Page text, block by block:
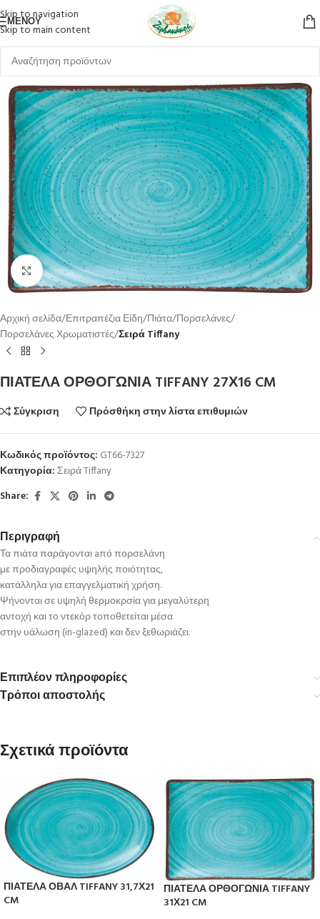
Skip to navigation
Skip to main content
ΜΕΝΟΎ
Κλικ για μεγέθυνση
Αρχική σελίδα Επιτραπέζια Είδη Πιάτα Πορσελάνες
Πορσελάνες Χρωματιστές Σειρά Tiffany
ΠΙΑΤΕΛΑ ΟΡΘΟΓΩΝΙΑ TIFFANY 27Χ16 CM
Σύγκριση Πρόσθήκη στην λίστα επιθυμιών
Κωδικός προϊόντος: GT66-7327
Κατηγορία:Σειρά Tiffany
Share:
Περιγραφή
Τα πιάτα παράγονται aπό πορσελάνη
με προδιαγραφές υψηλής ποιότητας,
κατάλληλα για επαγγελματική χρήση.
Ψήνονται σε υψηλή θερμοκρσία για μεγαλύτερη
αντοχή και το ντεκόρ τοποθετείται μέσα
στην υάλωση (in-glazed) και δεν ξεθωριάζει.
Επιπλέον πληροφορίες
Τρόποι αποστολής
Σχετικά προϊόντα
ΠΙΑΤΕΛΑ ΟΒΑΛ TIFFANY 31,7Χ21
CM
ΠΙΑΤΕΛΑ ΟΡΘΟΓΩΝΙΑ TIFFANY
31Χ21 CM